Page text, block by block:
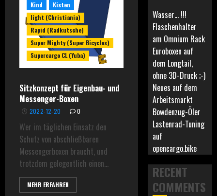
Kind
Kisten
light (Christiania)
Rapid (Radkutsche)
Super Mighty (Super Bicycles)
Supercargo CL (Yuba)
Sitzkonzept für Eigenbau- und
Messenger-Boxen
2022-12-20 0
Wer im täglichen Einsatz den
Schutz von abschließbaren
Messengerboxen braucht, und
trotzdem gelegentlich einen...
MEHR ERFAHREN
Wasser… !!!
Flaschenhalter
am Omnium Rack
Euroboxen auf
dem Longtail,
ohne 3D-Druck ;-)
Neues auf dem
Arbeitsmarkt
Bowdenzug-Öler
Lastenrad-Tuning
auf
opencargo.bike
RECENT
COMMENTS